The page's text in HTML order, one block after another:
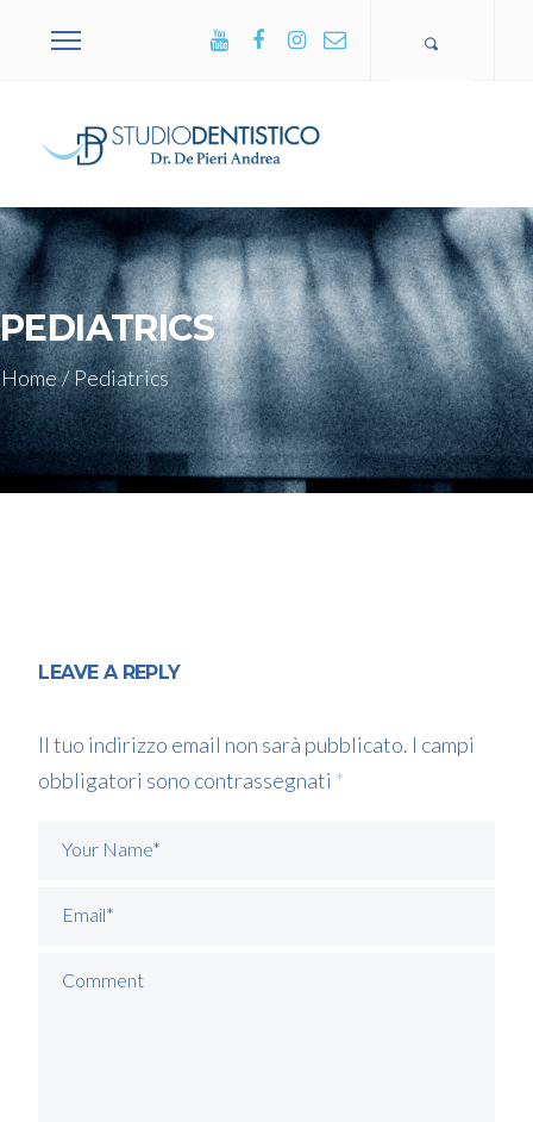
PEDIATRICS
Home/Pediatrics
LEAVE A REPLY
Il tuo indirizzo email non sarà pubblicato. I campi
obbligatori sono contrassegnati *
Your Name*
Email*
Comment